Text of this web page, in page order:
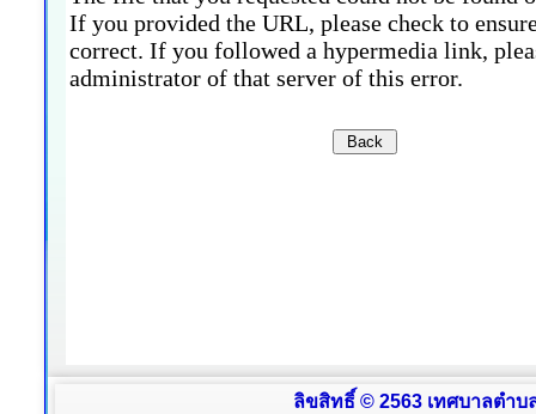
ลิขสิทธิ์ © 2563 เทศบาลตำ